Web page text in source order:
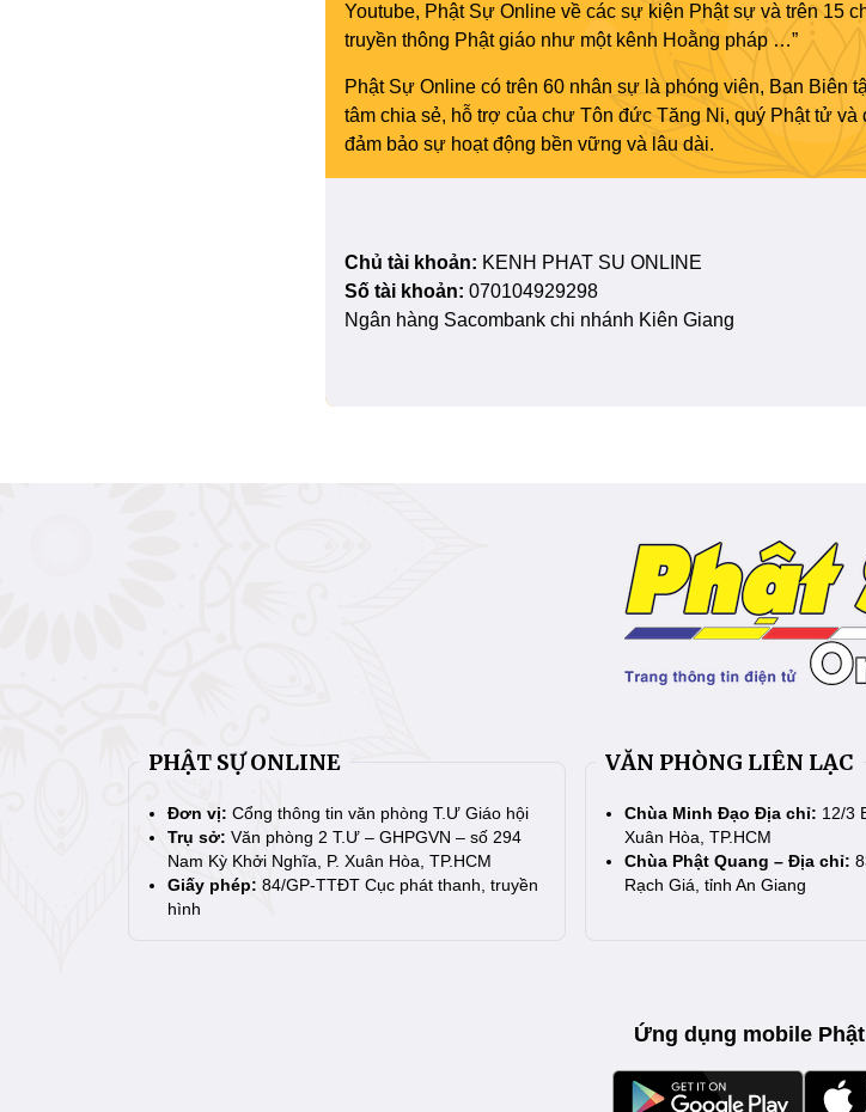
Youtube, Phật Sự Online về các sự kiện Phật sự và trên 15
truyền thông Phật giáo như một kênh Hoằng pháp …”
Phật Sự Online có trên 60 nhân sự là phóng viên, Ban Biên
tâm chia sẻ, hỗ trợ của chư Tôn đức Tăng Ni, quý Phật tử
đảm bảo sự hoạt động bền vững và lâu dài.
Chủ tài khoản: KENH PHAT SU ONLINE
Số tài khoản: 070104929298
Ngân hàng Sacombank chi nhánh Kiên Giang
PHẬT SỰ ONLINE
Đơn vị: Cổng thông tin văn phòng T.Ư Giáo hội
Trụ sở: Văn phòng 2 T.Ư – GHPGVN – số 294
Nam Kỳ Khởi Nghĩa, P. Xuân Hòa, TP.HCM
Giấy phép: 84/GP-TTĐT Cục phát thanh, truyền
hình
VĂN PHÒNG LIÊN LẠC
Chùa Minh Đạo Địa chỉ: 12/3
Xuân Hòa, TP.HCM
Chùa Phật Quang – Địa chỉ:
Rạch Giá, tỉnh An Giang
Ứng dụng mobile